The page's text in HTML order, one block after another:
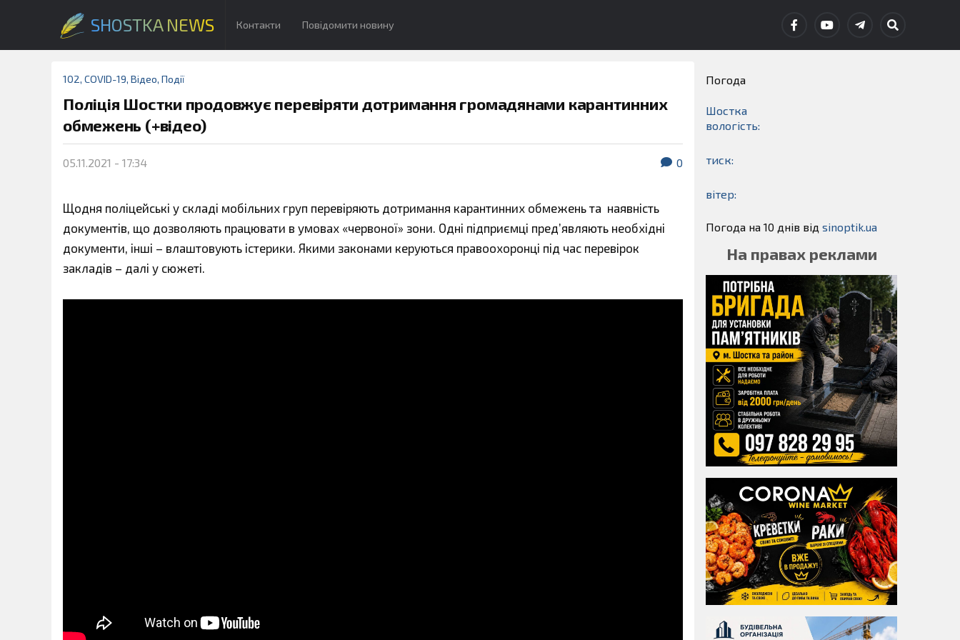
SHOSTKA NEWS Контакти Повідомити новину
102, COVID-19, Відео, Події
Поліція Шостки продовжує перевіряти дотримання громадянами карантинних
обмежень (+відео)
05.11.2021 - 17:34 0
Щодня поліцейські у складі мобільних груп перевіряють дотримання карантинних обмежень та наявність
документів, що дозволяють працювати в умовах «червоної» зони. Одні підприємці пред’являють необхідні
документи, інші – влаштовують істерики. Якими законами керуються правоохоронці під час перевірок
закладів – далі у сюжеті.
Погода
Шостка
вологість:
тиск:
вітер:
Погода на 10 днів від sinoptik.ua
На правах реклами